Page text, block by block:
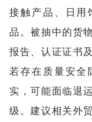
接触产品、日用
品。被抽中的货
报告、认证证书
若存在质量安全
实，可能面临退
级。建议相关外